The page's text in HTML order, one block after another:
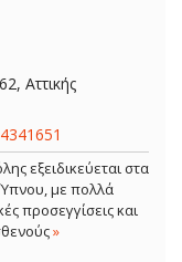
Αττικής
εξειδικεύεται στα
με πολλά
προσεγγίσεις και
»